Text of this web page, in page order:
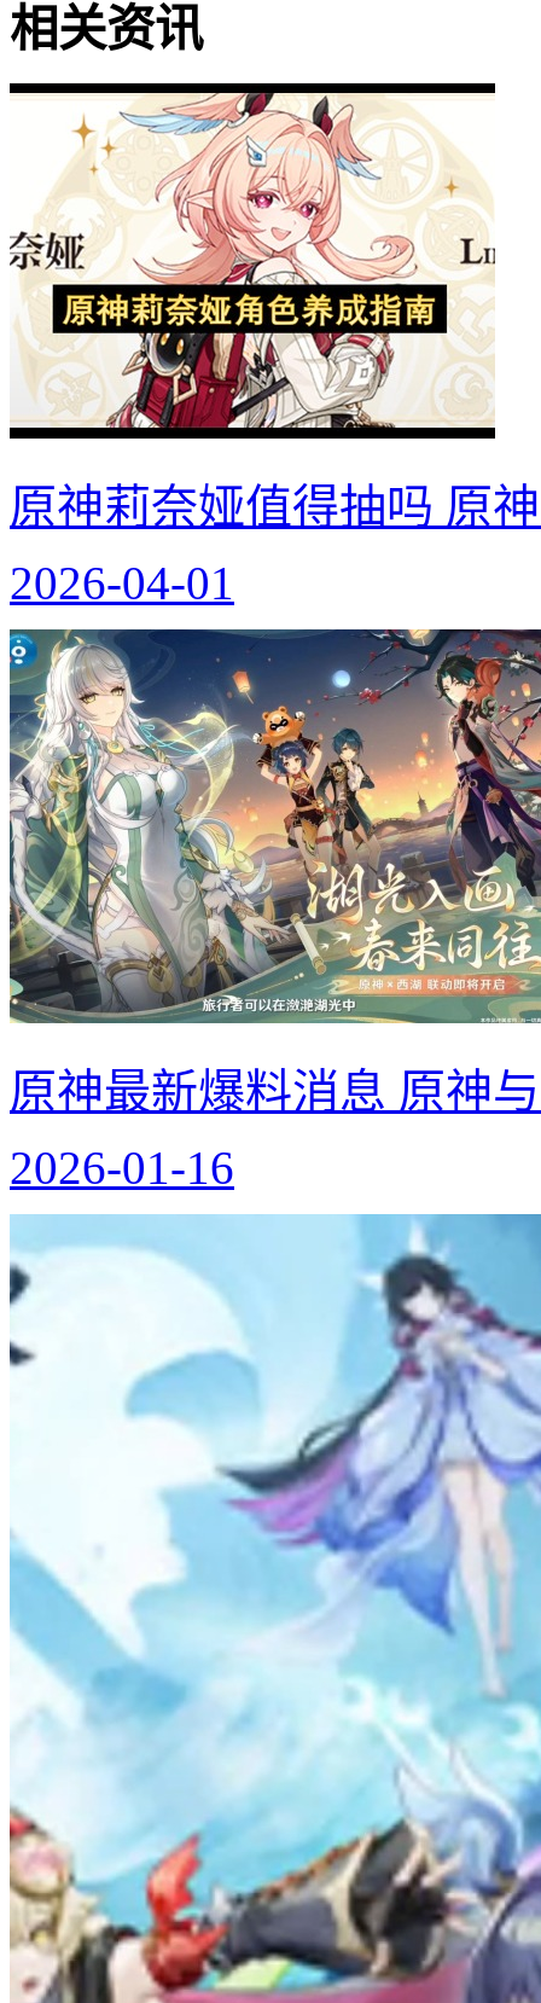
相关资讯
原神莉奈娅值得抽吗 原
2026-04-01
原神最新爆料消息 原神
2026-01-16